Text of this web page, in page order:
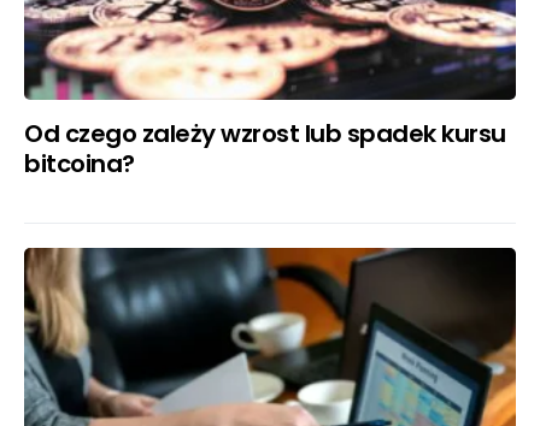
Od czego zależy wzrost lub spadek kursu
bitcoina?